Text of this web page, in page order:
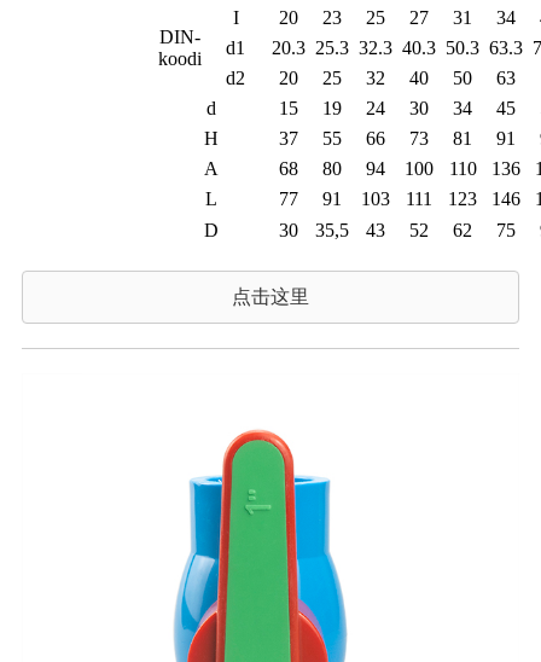
DIN-
koodi
I 20 23 25 27 31 34
d1
20.3 25.3 32.3 40.3 50.3 63.3
d2
20 25 32 40 50 63
d
15 19 24 30 34 45
H
37 55 66 73 81 91
A
68 80 94 100 110 136
L
77 91 103 111 123 146
D
30 35,5 43 52 62 75
点击这里